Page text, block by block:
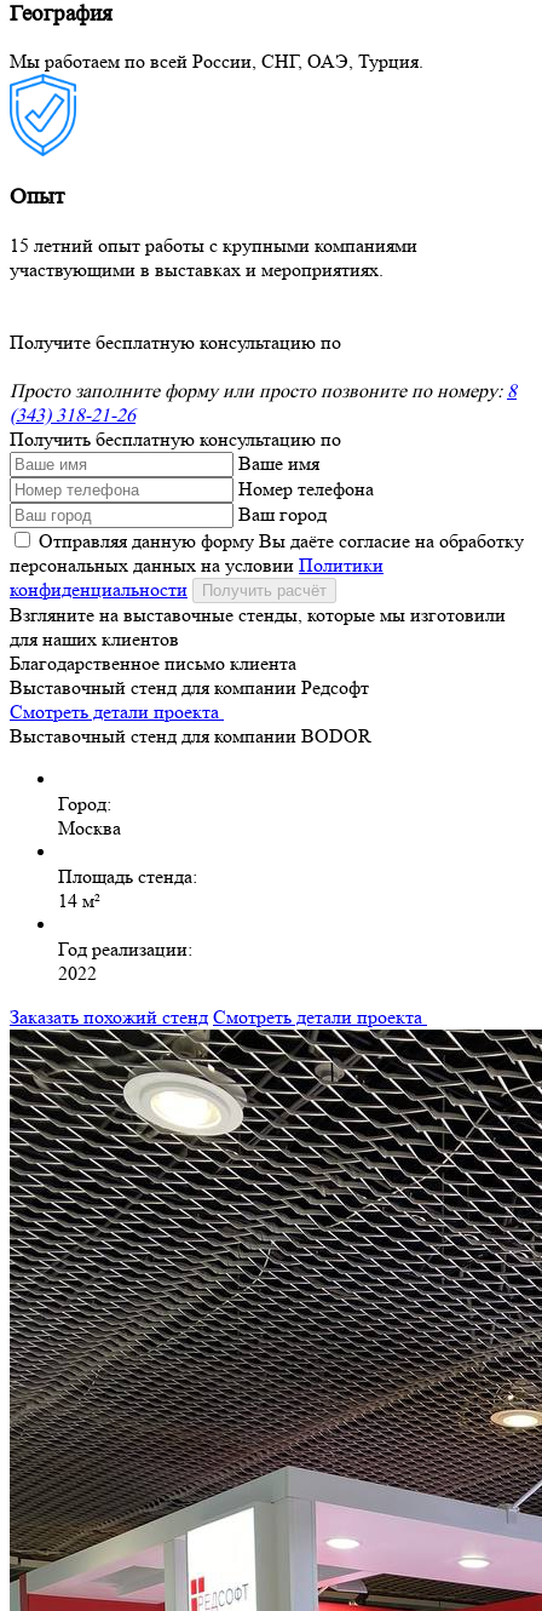
География
Мы работаем по всей России, СНГ, ОАЭ, Турция.
Опыт
15 летний опыт работы с крупными компаниями
участвующими в выставках и мероприятиях.
Получите бесплатную консультацию по
Просто заполните форму или просто позвоните по номеру: 8
(343) 318-21-26
Получить бесплатную консультацию по
Ваше имя
Номер телефона
Ваш город
Отправляя данную форму Вы даёте согласие на обработку
персональных данных на условии Политики
конфиденциальности
Получить расчёт
Взгляните на выставочные стенды, которые мы изготовили
для наших клиентов
Благодарственное письмо клиента
Выставочный стенд для компании Редсофт
Смотреть детали проекта
Выставочный стенд для компании BODOR
Город:
Москва
Площадь стенда:
14 м²
Год реализации:
2022
Заказать похожий стенд Смотреть детали проекта